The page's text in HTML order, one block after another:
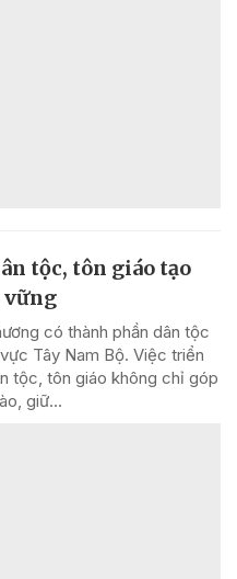
tộc, tôn giáo tạo
vững
có thành phần dân tộc
Tây Nam Bộ. Việc triển
tộc, tôn giáo không chỉ góp
giữ...